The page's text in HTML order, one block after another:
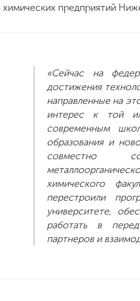
предприятий
«Сейчас на
достижения
направленные на
интерес к той
современным
образования и
совместно
химического
перестроили
университете,
работать в
партнеров и